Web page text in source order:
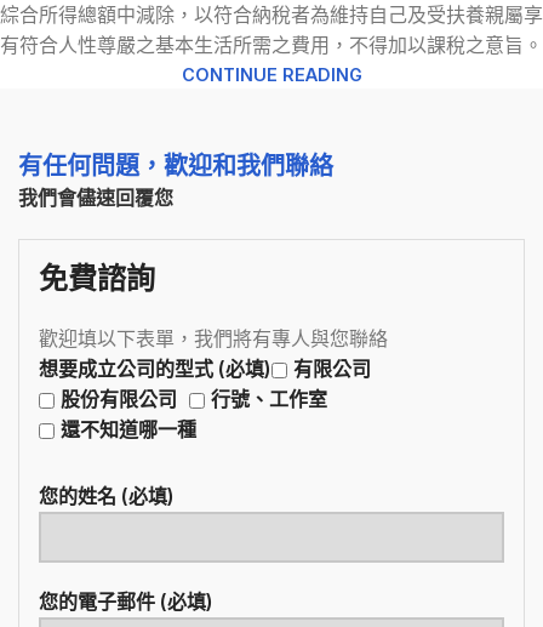
綜合所得總額中減除，以符合納稅者為維持自己及受扶養親屬享
有符合人性尊嚴之基本生活所需之費用，不得加以課稅之意旨。
CONTINUE READING
有任何問題，歡迎和我們聯絡
我們會儘速回覆您
免費諮詢
歡迎填以下表單，我們將有專人與您聯絡
想要成立公司的型式 (必填)
有限公司
股份有限公司
行號、工作室
還不知道哪一種
您的姓名 (必填)
您的電子郵件 (必填)